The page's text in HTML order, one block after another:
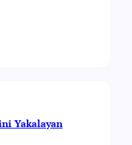
Yakalayan